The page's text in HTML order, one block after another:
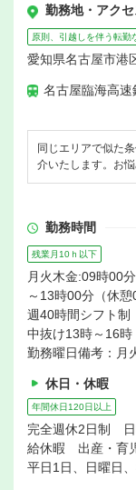
勤務地・アクセ
原則、引越しを伴う転勤
愛知県名古屋市港
名古屋臨海高
同じエリアで似た
介いたします。お
勤務時間
残業月10ｈ以下
月火木金:09時00
～13時00分（休憩
週40時間シフト制
中抜け13時～16時
勤務曜日備考：月
休日・休暇
年間休日120日以上
完全週休2日制
給休暇 出産・育
平日1日、日曜日、